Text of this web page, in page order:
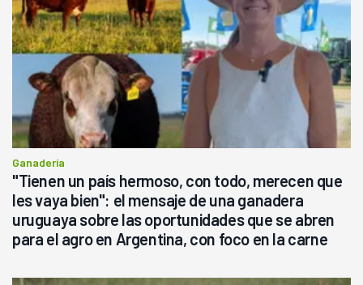
Ganadería
"Tienen un país hermoso, con todo, merecen que
les vaya bien": el mensaje de una ganadera
uruguaya sobre las oportunidades que se abren
para el agro en Argentina, con foco en la carne